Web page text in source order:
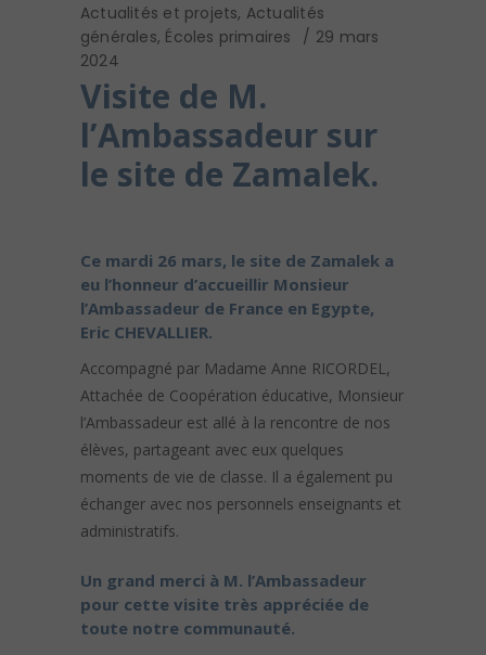
Actualités et projets, Actualités
générales, Écoles primaires
29 mars
2024
Visite de M.
l’Ambassadeur sur
le site de Zamalek.
Ce mardi 26 mars, le site de Zamalek a
eu l’honneur d’accueillir Monsieur
l’Ambassadeur de France en Egypte,
Eric CHEVALLIER.
Accompagné par Madame Anne RICORDEL,
Attachée de Coopération éducative, Monsieur
l’Ambassadeur est allé à la rencontre de nos
élèves, partageant avec eux quelques
moments de vie de classe. Il a également pu
échanger avec nos personnels enseignants et
administratifs.
Un grand merci à M. l’Ambassadeur
pour cette visite très appréciée de
toute notre communauté.